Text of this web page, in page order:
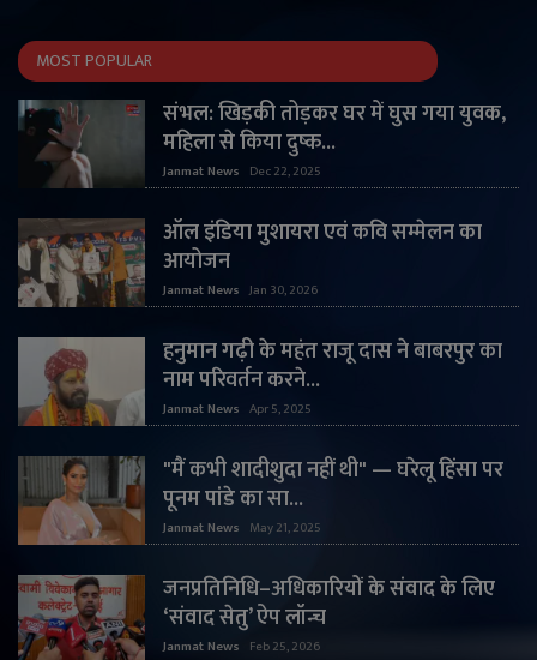
MOST POPULAR
संभल: खिड़की तोड़कर घर में घुस गया युवक,
महिला से किया दुष्क...
Janmat News Dec 22, 2025
ऑल इंडिया मुशायरा एवं कवि सम्मेलन का
आयोजन
Janmat News Jan 30, 2026
हनुमान गढ़ी के महंत राजू दास ने बाबरपुर का
नाम परिवर्तन करने...
Janmat News Apr 5, 2025
"मैं कभी शादीशुदा नहीं थी" — घरेलू हिंसा पर
पूनम पांडे का सा...
Janmat News May 21, 2025
जनप्रतिनिधि–अधिकारियों के संवाद के लिए
‘संवाद सेतु’ ऐप लॉन्च
Janmat News Feb 25, 2026